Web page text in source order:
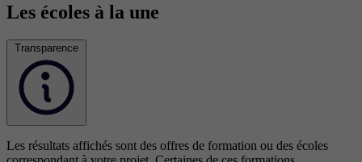
Les écoles à la une
Transparence
Les résultats affichés sont des offres de formation ou des écoles